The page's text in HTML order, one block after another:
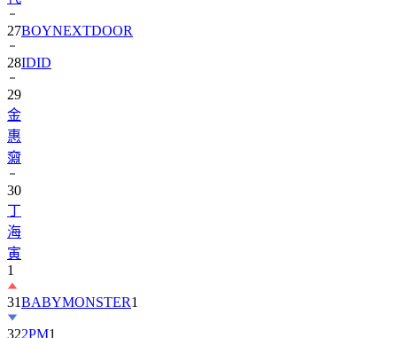
28IDID
29
金
惠
奫
30
丁
海
寅
1
31
322PM1
33ENHYPEN